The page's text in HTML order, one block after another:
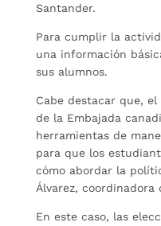
Santander.
Para cumplir la
una información
sus alumnos.
Cabe destacar que,
de la Embajada
herramientas de
para que los
cómo abordar la
Álvarez, coordinadora
En este caso, las